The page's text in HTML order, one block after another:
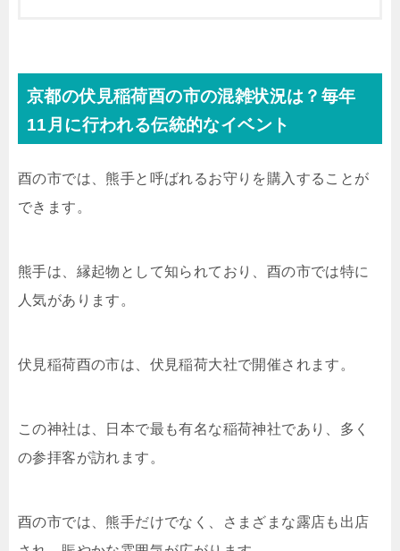
京都の伏見稲荷酉の市の混雑状況は？毎年
11月に行われる伝統的なイベント
酉の市では、熊手と呼ばれるお守りを購入することが
できます。
熊手は、縁起物として知られており、酉の市では特に
人気があります。
伏見稲荷酉の市は、伏見稲荷大社で開催されます。
この神社は、日本で最も有名な稲荷神社であり、多く
の参拝客が訪れます。
酉の市では、熊手だけでなく、さまざまな露店も出店